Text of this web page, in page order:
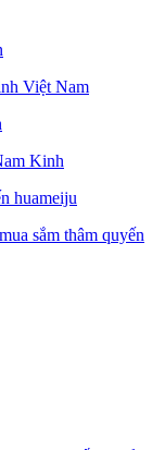
Việt Nam
Kinh
huameiju
sắm thâm quyến